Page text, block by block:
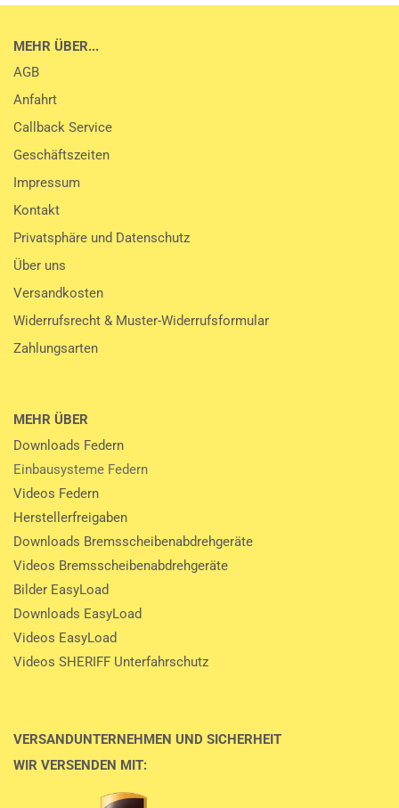
MEHR ÜBER...
AGB
Anfahrt
Callback Service
Geschäftszeiten
Impressum
Kontakt
Privatsphäre und Datenschutz
Über uns
Versandkosten
Widerrufsrecht & Muster-Widerrufsformular
Zahlungsarten
MEHR ÜBER
Downloads Federn
Einbausysteme Federn
Videos Federn
Herstellerfreigaben
Downloads Bremsscheibenabdrehgeräte
Videos Bremsscheibenabdrehgeräte
Bilder EasyLoad
Downloads EasyLoad
Videos EasyLoad
Videos SHERIFF Unterfahrschutz
VERSANDUNTERNEHMEN UND SICHERHEIT
WIR VERSENDEN MIT: